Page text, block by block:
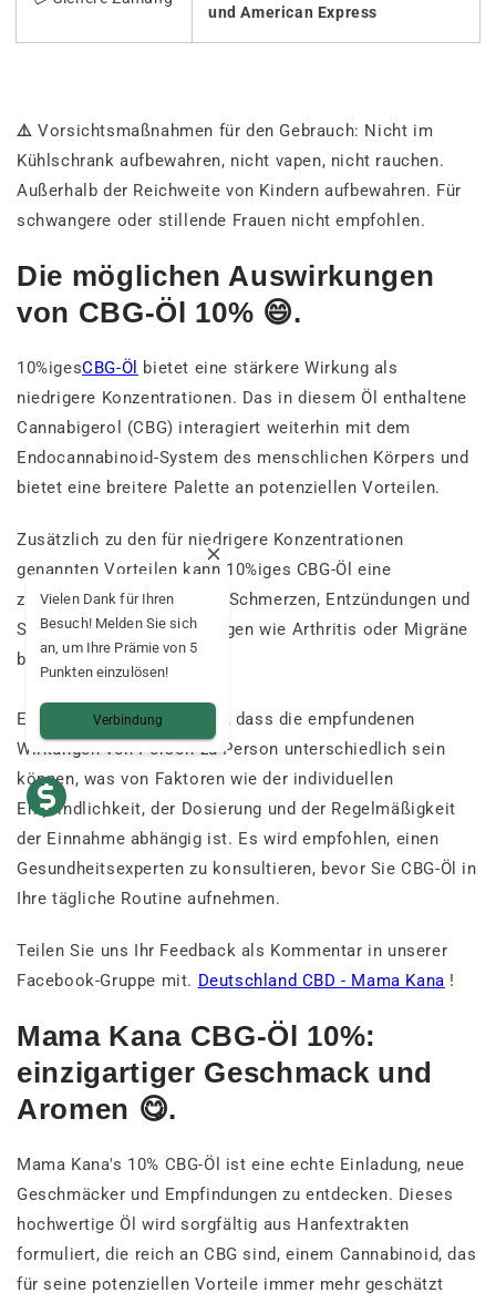
und American Express
⚠️Vorsichtsmaßnahmen für den Gebrauch: Nicht im
Kühlschrank aufbewahren, nicht vapen, nicht rauchen.
Außerhalb der Reichweite von Kindern aufbewahren. Für
schwangere oder stillende Frauen nicht empfohlen.
Die möglichen Auswirkungen
von CBG-Öl 10% 😄.
10%igesCBG-Öl
bietet eine stärkere Wirkung als
niedrigere Konzentrationen. Das in diesem Öl enthaltene
Cannabigerol (CBG) interagiert weiterhin mit dem
Endocannabinoid-System des menschlichen Körpers und
bietet eine breitere Palette an potenziellen Vorteilen.
Zusätzlich zu den für niedrigere Konzentrationen
genannten Vorteilen kann 10%iges CBG-Öl eine
zusätzliche Linderung von Schmerzen, Entzündungen und
Symptomen bei Erkrankungen wie Arthritis oder Migräne
bieten.
Es ist wichtig zu beachten, dass die empfundenen
Wirkungen von Person zu Person unterschiedlich sein
können, was von Faktoren wie der individuellen
Empfindlichkeit, der Dosierung und der Regelmäßigkeit
der Einnahme abhängig ist. Es wird empfohlen, einen
Gesundheitsexperten zu konsultieren, bevor Sie CBG-Öl in
Ihre tägliche Routine aufnehmen.
Teilen Sie uns Ihr Feedback als Kommentar in unserer
Facebook-Gruppe mit. Deutschland CBD - Mama Kana !
Mama Kana CBG-Öl 10%:
einzigartiger Geschmack und
Aromen 😋.
Mama Kana's 10% CBG-Öl ist eine echte Einladung, neue
Geschmäcker und Empfindungen zu entdecken. Dieses
hochwertige Öl wird sorgfältig aus Hanfextrakten
formuliert, die reich an CBG sind, einem Cannabinoid, das
für seine potenziellen Vorteile immer mehr geschätzt
Vielen Dank für Ihren
Besuch! Melden Sie sich
an, um Ihre Prämie von 5
Punkten einzulösen!
Verbindung